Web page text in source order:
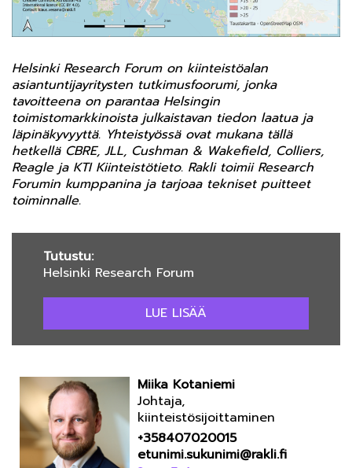
Helsinki Research Forum on kiinteistöalan
asiantuntijayritysten tutkimusfoorumi, jonka
tavoitteena on parantaa Helsingin
toimistomarkkinoista julkaistavan tiedon laatua ja
läpinäkyvyyttä. Yhteistyössä ovat mukana tällä
hetkellä CBRE, JLL, Cushman & Wakefield, Colliers,
Reagle ja KTI Kiinteistötieto. Rakli toimii Research
Forumin kumppanina ja tarjoaa tekniset puitteet
toiminnalle.
Tutustu:
Helsinki Research Forum
LUE LISÄÄ
Miika Kotaniemi
Johtaja,
kiinteistösijoittaminen
+358407020015
etunimi.sukunimi@rakli.fi